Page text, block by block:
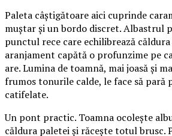
Paleta câștigătoare aici cuprinde
muștar și un bordo discret. Albastrul
punctul rece care echilibrează
aranjament capătă o profunzime pe
are. Lumina de toamnă, mai joasă și
frumos tonurile calde, le face să pară
catifelate.
Un pont practic. Toamna ocolește
căldura paletei și răcește totul brusc.